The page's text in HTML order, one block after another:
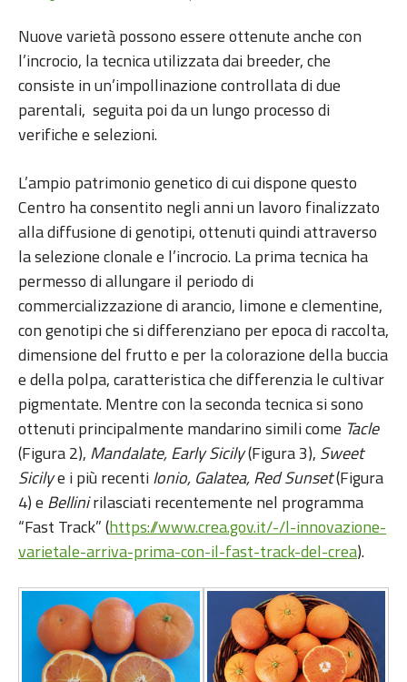
Nuove varietà possono essere ottenute anche con
l’incrocio, la tecnica utilizzata dai breeder, che
consiste in un’impollinazione controllata di due
parentali, seguita poi da un lungo processo di
verifiche e selezioni.
L’ampio patrimonio genetico di cui dispone questo
Centro ha consentito negli anni un lavoro finalizzato
alla diffusione di genotipi, ottenuti quindi attraverso
la selezione clonale e l’incrocio. La prima tecnica ha
permesso di allungare il periodo di
commercializzazione di arancio, limone e clementine,
con genotipi che si differenziano per epoca di raccolta,
dimensione del frutto e per la colorazione della buccia
e della polpa, caratteristica che differenzia le cultivar
pigmentate. Mentre con la seconda tecnica si sono
ottenuti principalmente mandarino simili come Tacle
(Figura 2), Mandalate, Early Sicily(Figura 3), Sweet
Sicilye i più recentiIonio, Galatea, Red Sunset(Figura
4) e Bellinirilasciati recentemente nel programma
“Fast Track” (https://www.crea.gov.it/-/l-innovazione-
varietale-arriva-prima-con-il-fast-track-del-crea).